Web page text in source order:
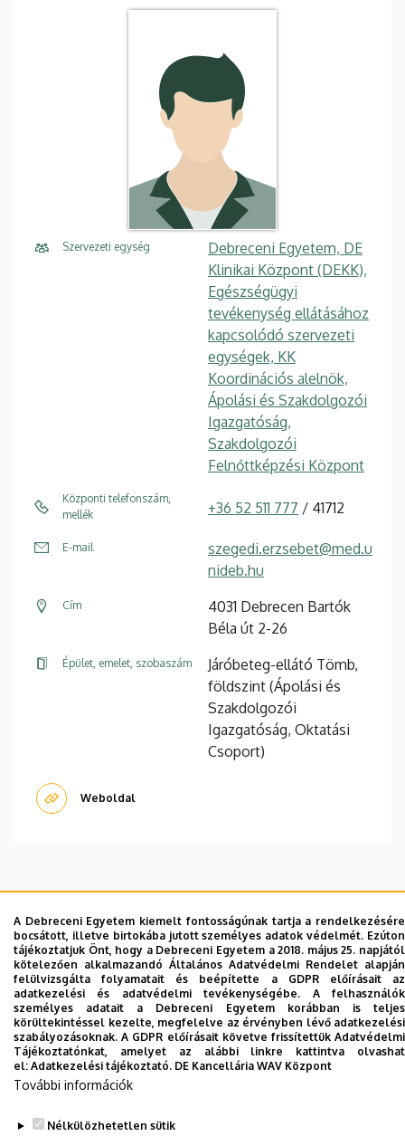
Szervezeti egység
Debreceni Egyetem, DE
Klinikai Központ (DEKK),
Egészségügyi
tevékenység ellátásához
kapcsolódó szervezeti
egységek, KK
Koordinációs alelnök,
Ápolási és Szakdolgozói
Igazgatóság,
Szakdolgozói
Felnőttképzési Központ
Központi telefonszám,
mellék
+36 52 511 777 / 41712
E-mail
szegedi.erzsebet@med.u
nideb.hu
Cím
4031 Debrecen Bartók
Béla út 2-26
Épület, emelet, szobaszám
Járóbeteg-ellátó Tömb,
földszint (Ápolási és
Szakdolgozói
Igazgatóság, Oktatási
Csoport)
Weboldal
telefonkönyvében|Külső személyek rögzítése a
DE telefonkönyvében|Súgó|Hibabejelentés
A Debreceni Egyetem kiemelt fontosságúnak tartja a rendelkezésére
bocsátott, illetve birtokába jutott személyes adatok védelmét. Ezúton
tájékoztatjuk Önt, hogy a Debreceni Egyetem a 2018. május 25. napjától
kötelezően alkalmazandó Általános Adatvédelmi Rendelet alapján
felülvizsgálta folyamatait és beépítette a GDPR előírásait az
adatkezelési és adatvédelmi tevékenységébe. A felhasználók
személyes adatait a Debreceni Egyetem korábban is teljes
körültekintéssel kezelte, megfelelve az érvényben lévő adatkezelési
szabályozásoknak. A GDPR előírásait követve frissítettük Adatvédelmi
Tájékoztatónkat, amelyet az alábbi linkre kattintva olvashat
el: Adatkezelési tájékoztató. DE Kancellária WAV Központ
További információk
Nélkülözhetetlen sütik